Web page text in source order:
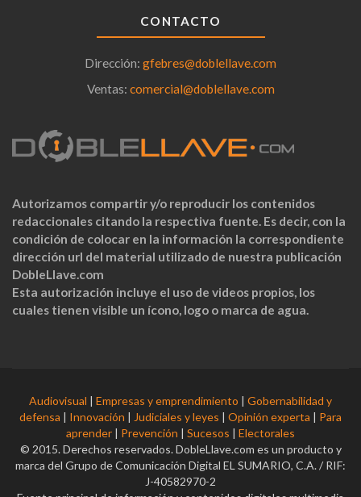
CONTACTO
Dirección: gfebres@doblellave.com
Ventas: comercial@doblellave.com
Autorizamos compartir y/o reproducir los contenidos
redaccionales citando la respectiva fuente. Es decir, con la
condición de colocar en la información la correspondiente
dirección url del material utilizado de nuestra publicación
DobleLlave.com
Esta autorización incluye el uso de videos propios, los
cuales tienen visible un ícono, logo o marca de agua.
Audiovisual | Empresas y emprendimiento | Gobernabilidad y
defensa | Innovación | Judiciales y leyes | Opinión experta | Para
aprender | Prevención | Sucesos | Electorales
© 2015. Derechos reservados. DobleLlave.com es un producto y
marca del Grupo de Comunicación Digital EL SUMARIO, C.A. / RIF:
J-40582970-2